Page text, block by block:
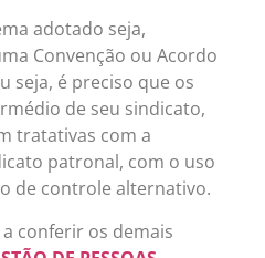
adotado seja,
Convenção ou Acordo
seja, é preciso que os
de seu sindicato,
tratativas com a
patronal, com o uso
de controle alternativo.
conferir os demais